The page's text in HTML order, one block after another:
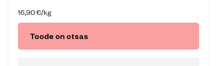
16,90€/kg
Toode on otsas